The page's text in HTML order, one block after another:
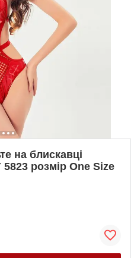
на блискавці
розмір One Size